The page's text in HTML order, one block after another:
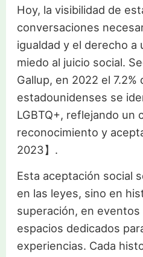
Hoy, la visibilidad de
conversaciones
igualdad y el derecho a
miedo al juicio social.
Gallup, en 2022 el 7.2%
estadounidenses se
LGBTQ+, reflejando un
reconocimiento y
2023】.
Esta aceptación social
en las leyes, sino en
superación, en
espacios dedicados
experiencias. Cada